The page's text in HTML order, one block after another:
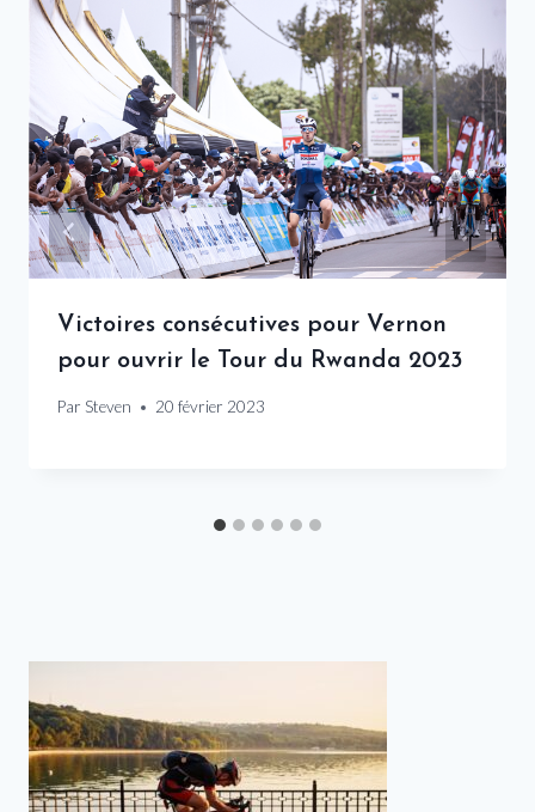
Victoires consécutives pour Vernon
pour ouvrir le Tour du Rwanda 2023
Par Steven 20 février 2023